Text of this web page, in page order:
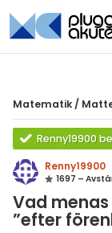
Matematik /
Renny19900
Renny19900
1697 –
Vad
”efter
Alla trådar
7
8
9
& Bygg